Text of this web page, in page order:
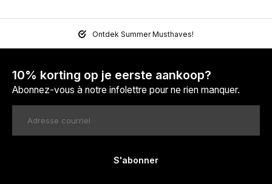
Ontdek Summer Musthaves!
10% korting op je eerste aankoop?
Abonnez-vous à notre infolettre pour ne rien manquer.
S'abonner